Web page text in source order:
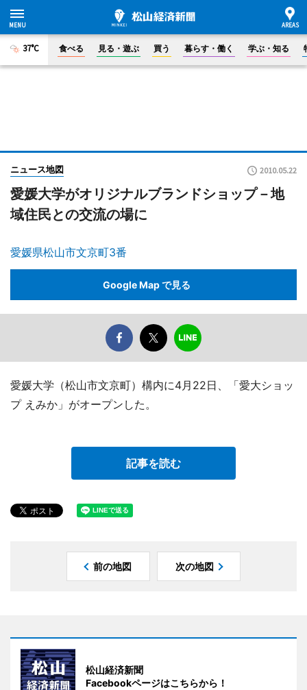
37°C 食べる 見る・遊ぶ 買う 暮らす・働く 学ぶ・知る
ニュース地図 2010.05.22
愛媛大学がオリジナルブランドショップ－地
域住民との交流の場に
愛媛県松山市文京町3番
Google Map で見る
愛媛大学（松山市文京町）構内に4月22日、「愛大ショッ
プ えみか」がオープンした。
記事を読む
前の地図 次の地図
松山経済新聞
Facebookページはこちらから！